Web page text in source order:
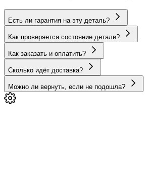
Есть ли гарантия на эту деталь?
Как проверяется состояние детали?
Как заказать и оплатить?
Сколько идёт доставка?
Можно ли вернуть, если не подошла?